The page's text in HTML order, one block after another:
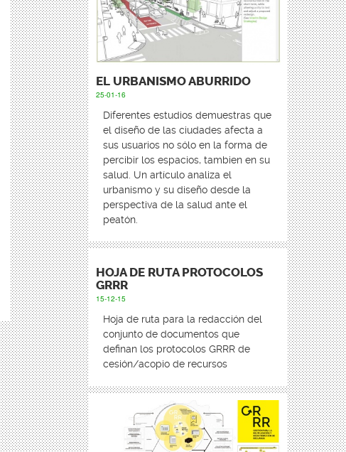
EL URBANISMO ABURRIDO
25-01-16
Diferentes estudios demuestras que
el diseño de las ciudades afecta a
sus usuarios no sólo en la forma de
percibir los espacios, tambien en su
salud. Un artículo analiza el
urbanismo y su diseño desde la
perspectiva de la salud ante el
peatón.
HOJA DE RUTA PROTOCOLOS
GRRR
15-12-15
Hoja de ruta para la redacción del
conjunto de documentos que
definan los protocolos GRRR de
cesión/acopio de recursos